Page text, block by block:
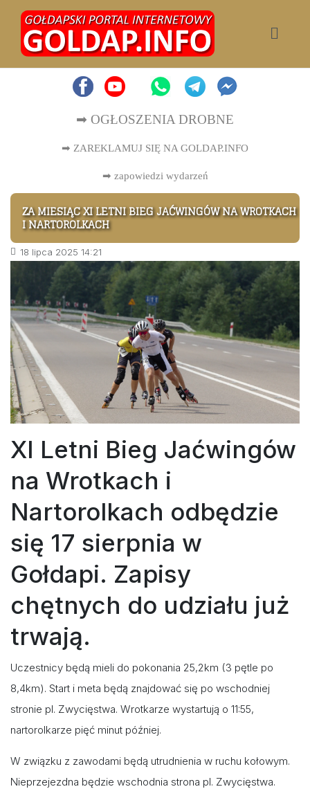
➡ OGŁOSZENIA DROBNE
➡ ZAREKLAMUJ SIĘ NA GOLDAP.INFO
➡ zapowiedzi wydarzeń
ZA MIESIĄC XI LETNI BIEG JAĆWINGÓW NA WROTKACH
I NARTOROLKACH
18 lipca 2025 14:21
XI Letni Bieg Jaćwingów
na Wrotkach i
Nartorolkach odbędzie
się 17 sierpnia w
Gołdapi. Zapisy
chętnych do udziału już
trwają.
Uczestnicy będą mieli do pokonania 25,2km (3 pętle po
8,4km). Start i meta będą znajdować się po wschodniej
stronie pl. Zwycięstwa. Wrotkarze wystartują o 11:55,
nartorolkarze pięć minut później.
W związku z zawodami będą utrudnienia w ruchu kołowym.
Nieprzejezdna będzie wschodnia strona pl. Zwycięstwa.